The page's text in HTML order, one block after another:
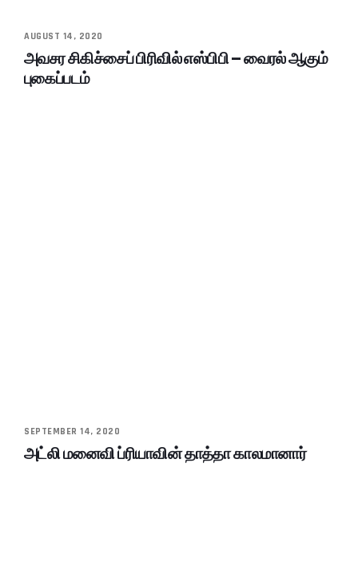
AUGUST 14, 2020
அவசர சிகிச்சைப் பிரிவில் எஸ்பிபி – வைரல் ஆகும்
புகைப்படம்
SEPTEMBER 14, 2020
அட்லி மனைவி ப்ரியாவின் தாத்தா காலமானார்